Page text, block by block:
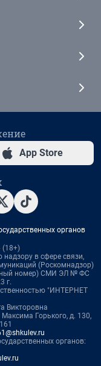
App Store
органов
(18+)
в сфере связи,
(Роскомнадзор)
номер) СМИ ЭЛ № ФС
г.
"ИНТЕРНЕТ
Викторовна
Горького, д. 130,
органов: